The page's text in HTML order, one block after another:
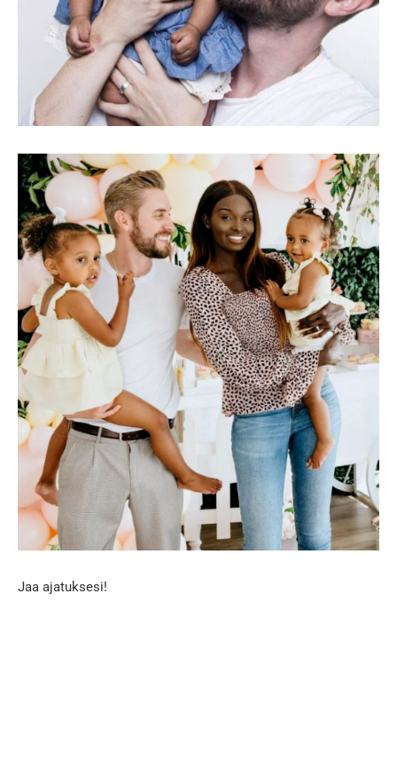
Jaa ajatuksesi!